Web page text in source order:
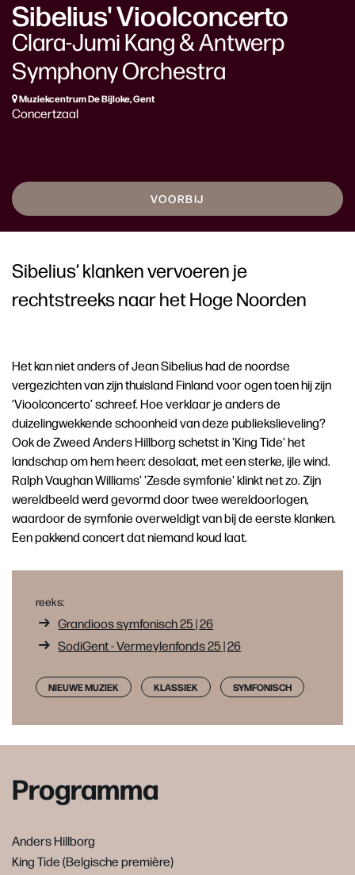
Sibelius' Vioolconcerto
Clara-Jumi Kang & Antwerp
Symphony Orchestra
Muziekcentrum De Bijloke, Gent
Concertzaal
VOORBIJ
Sibelius’ klanken vervoeren je
rechtstreeks naar het Hoge Noorden
Het kan niet anders of Jean Sibelius had de noordse
vergezichten van zijn thuisland Finland voor ogen toen hij zijn
‘Vioolconcerto’ schreef. Hoe verklaar je anders de
duizelingwekkende schoonheid van deze publiekslieveling?
Ook de Zweed Anders Hillborg schetst in 'King Tide' het
landschap om hem heen: desolaat, met een sterke, ijle wind.
Ralph Vaughan Williams’ 'Zesde symfonie' klinkt net zo. Zijn
wereldbeeld werd gevormd door twee wereldoorlogen,
waardoor de symfonie overweldigt van bij de eerste klanken.
Een pakkend concert dat niemand koud laat.
reeks:
Grandioos symfonisch 25 | 26
SodiGent - Vermeylenfonds 25 | 26
NIEUWE MUZIEK KLASSIEK SYMFONISCH
Programma
Anders Hillborg
King Tide (Belgische première)